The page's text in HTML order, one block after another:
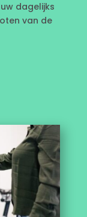
dagelijks
van de